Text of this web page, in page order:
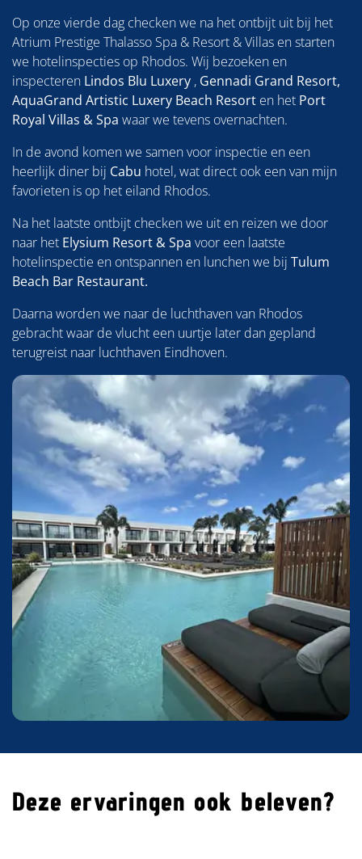
Op onze vierde dag checken we na het ontbijt uit bij het
Atrium Prestige Thalasso Spa & Resort & Villas en starten
we hotelinspecties op Rhodos. Wij bezoeken en
inspecteren Lindos Blu Luxery , Gennadi Grand Resort,
AquaGrand Artistic Luxery Beach Resort en het Port
Royal Villas & Spa waar we tevens overnachten.
In de avond komen we samen voor inspectie en een
heerlijk diner bij Cabu hotel, wat direct ook een van mijn
favorieten is op het eiland Rhodos.
Na het laatste ontbijt checken we uit en reizen we door
naar het Elysium Resort & Spa voor een laatste
hotelinspectie en ontspannen en lunchen we bij Tulum
Beach Bar Restaurant.
Daarna worden we naar de luchthaven van Rhodos
gebracht waar de vlucht een uurtje later dan gepland
terugreist naar luchthaven Eindhoven.
Deze ervaringen ook beleven?